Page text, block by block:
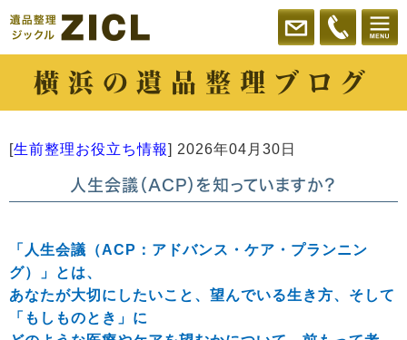
横浜の遺品整理ブログ
[生前整理お役立ち情報] 2026年04月30日
人生会議（ACP）を知っていますか？
「人生会議（ACP：アドバンス・ケア・プランニン
グ）」とは、
あなたが大切にしたいこと、望んでいる生き方、そして
「もしものとき」に